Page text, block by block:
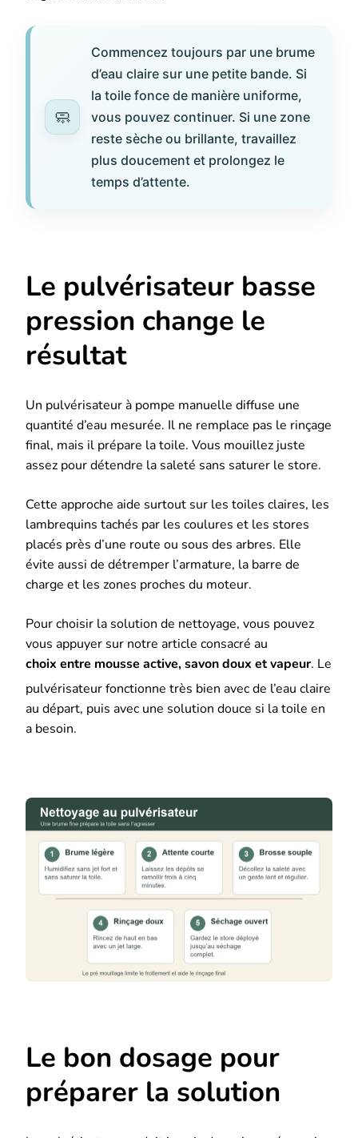
Commencez toujours par une brume
d’eau claire sur une petite bande. Si
la toile fonce de manière uniforme,
vous pouvez continuer. Si une zone
reste sèche ou brillante, travaillez
plus doucement et prolongez le
temps d’attente.
Le pulvérisateur basse
pression change le
résultat
Un pulvérisateur à pompe manuelle diffuse une
quantité d’eau mesurée. Il ne remplace pas le rinçage
final, mais il prépare la toile. Vous mouillez juste
assez pour détendre la saleté sans saturer le store.
Cette approche aide surtout sur les toiles claires, les
lambrequins tachés par les coulures et les stores
placés près d’une route ou sous des arbres. Elle
évite aussi de détremper l’armature, la barre de
charge et les zones proches du moteur.
Pour choisir la solution de nettoyage, vous pouvez
vous appuyer sur notre article consacré au
choix entre mousse active, savon doux et vapeur. Le
pulvérisateur fonctionne très bien avec de l’eau claire
au départ, puis avec une solution douce si la toile en
a besoin.
Le bon dosage pour
préparer la solution